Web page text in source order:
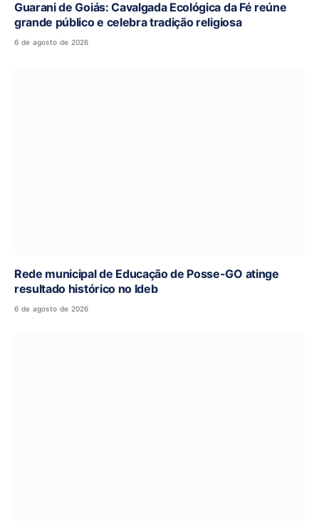
Guarani de Goiás: Cavalgada Ecológica da Fé reúne
grande público e celebra tradição religiosa
6 de agosto de 2026
Rede municipal de Educação de Posse-GO atinge
resultado histórico no Ideb
6 de agosto de 2026